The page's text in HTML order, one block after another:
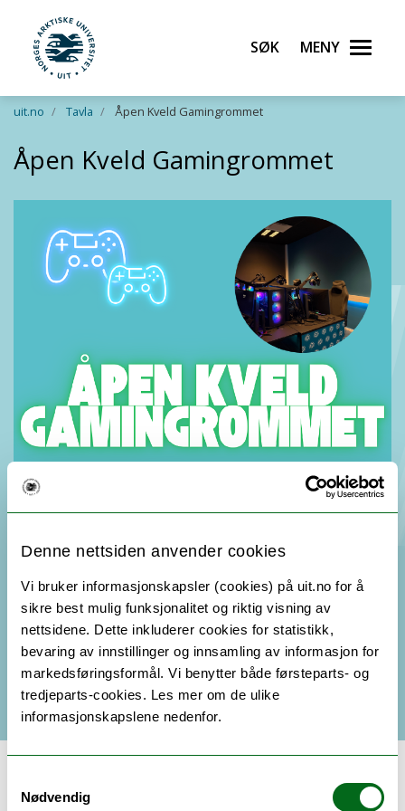
Denne nettsiden anvender cookies
Vi bruker informasjonskapsler (cookies) på uit.no for å
sikre best mulig funksjonalitet og riktig visning av
nettsidene. Dette inkluderer cookies for statistikk,
bevaring av innstillinger og innsamling av informasjon for
markedsføringsformål. Vi benytter både førsteparts- og
tredjeparts-cookies. Les mer om de ulike
informasjonskapslene nedenfor.
Nødvendig
Gå til hovedinnhold
UiT Norges arktiske universitet
Søk Meny
uit.no Tavla Åpen Kveld Gamingrommet
Åpen Kveld Gamingrommet